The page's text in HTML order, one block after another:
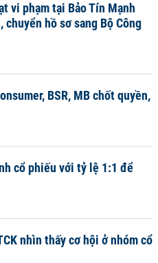
vi phạm tại Bảo Tín Mạnh
chuyển hồ sơ sang Bộ Công
BSR, MB chốt quyền,
cổ phiếu với tỷ lệ 1:1 để
nhìn thấy cơ hội ở nhóm cổ